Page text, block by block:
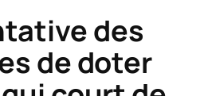
des
de doter